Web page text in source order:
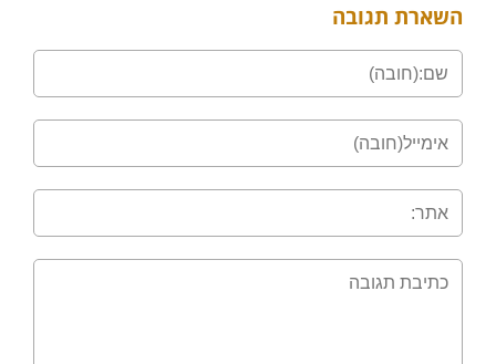
השארת תגובה